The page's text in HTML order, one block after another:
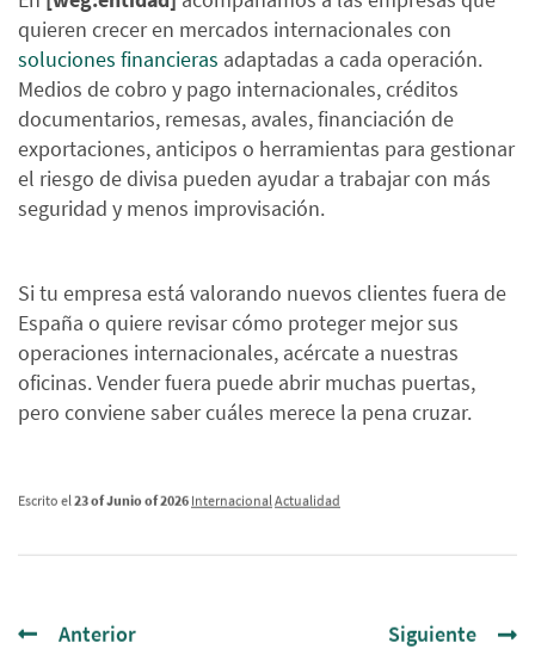
quieren crecer en mercados internacionales con
soluciones financieras adaptadas a cada operación.
Medios de cobro y pago internacionales, créditos
documentarios, remesas, avales, financiación de
exportaciones, anticipos o herramientas para gestionar
el riesgo de divisa pueden ayudar a trabajar con más
seguridad y menos improvisación.
Si tu empresa está valorando nuevos clientes fuera de
España o quiere revisar cómo proteger mejor sus
operaciones internacionales, acércate a nuestras
oficinas. Vender fuera puede abrir muchas puertas,
pero conviene saber cuáles merece la pena cruzar.
Escrito el 23 of Junio of 2026 Internacional Actualidad
Anterior Siguiente